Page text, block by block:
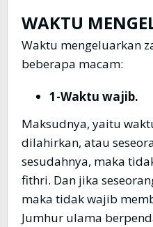
WAKTU
Waktu mengeluarkan
beberapa macam:
1-Waktu wajib.
Maksudnya, yaitu
dilahirkan, atau
sesudahnya, maka
fithri. Dan jika
maka tidak wajib
Jumhur ulama